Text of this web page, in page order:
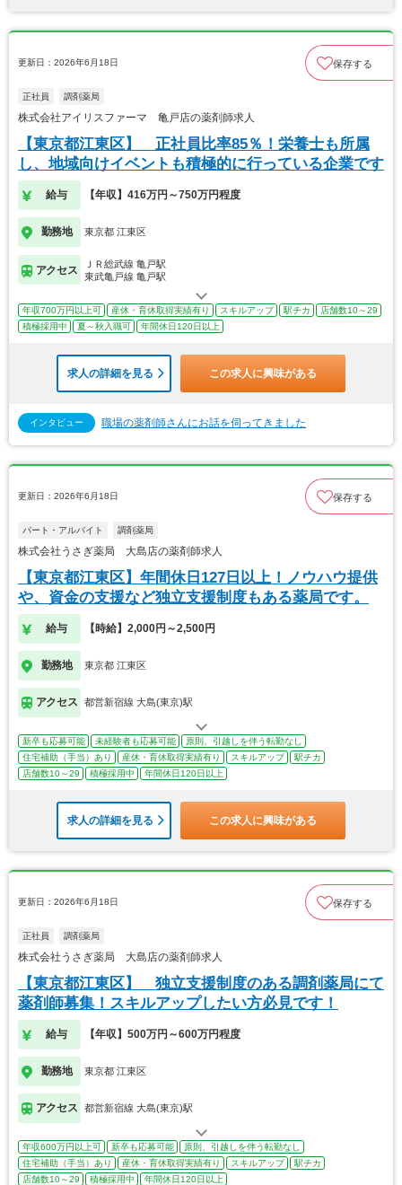
更新日：2026年6月18日 保存する
正社員 調剤薬局
株式会社アイリスファーマ 亀戸店の薬剤師求人
【東京都江東区】 正社員比率85％！栄養士も所属
し、地域向けイベントも積極的に行っている企業です
給与 【年収】416万円～750万円程度
勤務地 東京都 江東区
アクセス
ＪＲ総武線 亀戸駅
東武亀戸線 亀戸駅
年収700万円以上可 産休・育休取得実績有り スキルアップ 駅チカ
店舗数10～29
積極採用中
夏～秋入職可 年間休日120日以上
求人の詳細を見る この求人に興味がある
インタビュー 職場の薬剤師さんにお話を伺ってきました
更新日：2026年6月18日 保存する
パート・アルバイト 調剤薬局
株式会社うさぎ薬局 大島店の薬剤師求人
【東京都江東区】年間休日127日以上！ノウハウ提供
や、資金の支援など独立支援制度もある薬局です。
給与 【時給】2,000円～2,500円
勤務地 東京都 江東区
アクセス 都営新宿線 大島(東京)駅
新卒も応募可能 未経験者も応募可能
原則、引越しを伴う転勤なし
住宅補助（手当）あり
産休・育休取得実績有り スキルアップ
駅チカ
店舗数10～29
積極採用中 年間休日120日以上
求人の詳細を見る この求人に興味がある
更新日：2026年6月18日 保存する
正社員 調剤薬局
株式会社うさぎ薬局 大島店の薬剤師求人
【東京都江東区】 独立支援制度のある調剤薬局にて
薬剤師募集！スキルアップしたい方必見です！
給与 【年収】500万円～600万円程度
勤務地 東京都 江東区
アクセス 都営新宿線 大島(東京)駅
年収600万円以上可 新卒も応募可能
原則、引越しを伴う転勤なし
住宅補助（手当）あり
産休・育休取得実績有り スキルアップ
駅チカ
店舗数10～29
積極採用中 年間休日120日以上